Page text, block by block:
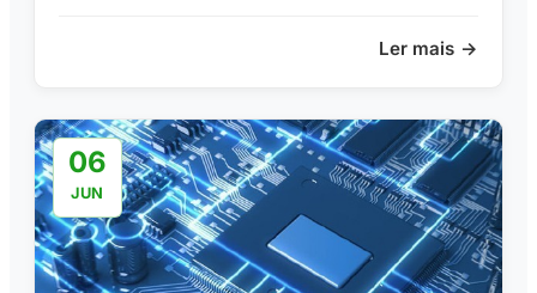
Ler mais
06
JUN